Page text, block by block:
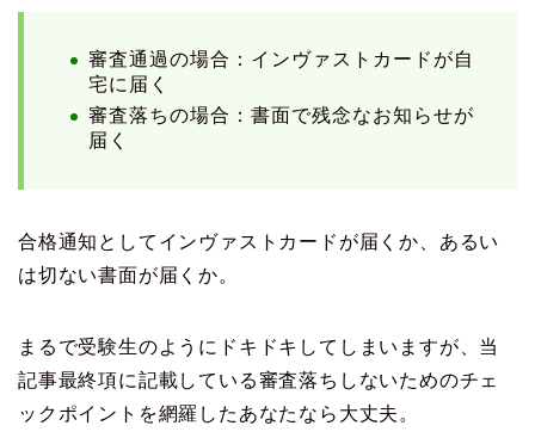
審査通過の場合：インヴァストカードが自
宅に届く
審査落ちの場合：書面で残念なお知らせが
届く
合格通知としてインヴァストカードが届くか、あるい
は切ない書面が届くか。
まるで受験生のようにドキドキしてしまいますが、当
記事最終項に記載している審査落ちしないためのチェ
ックポイントを網羅したあなたなら大丈夫。